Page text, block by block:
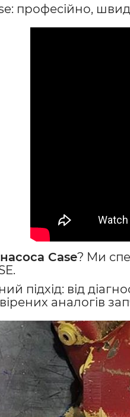
професійно,
Case? Ми
підхід: від
аналогів